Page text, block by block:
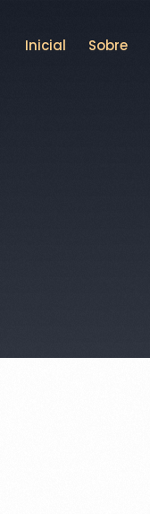
Inicial Sobre